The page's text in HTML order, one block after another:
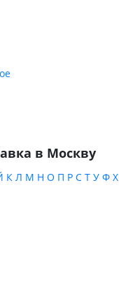
в Москву
К Л М Н О П Р С Т У Ф Х